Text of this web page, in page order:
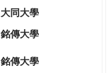
大同大學
銘傳大學
銘傳大學